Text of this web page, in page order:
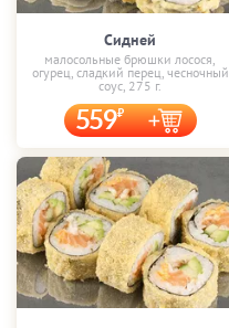
Сидней
малосольные брюшки лосося,
огурец, сладкий перец, чесночный
соус, 275 г.
559